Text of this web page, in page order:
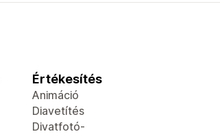
Értékesítés
Animáció
Diavetítés
Divatfotó-